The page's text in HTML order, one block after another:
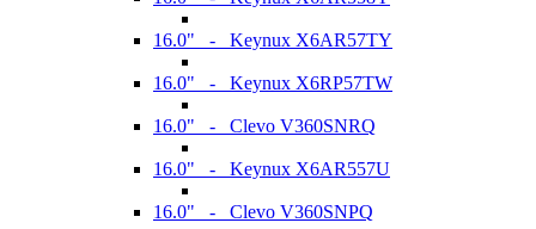
16.0" - Keynux X6AR57TY
16.0" - Keynux X6RP57TW
16.0" - Clevo V360SNRQ
16.0" - Keynux X6AR557U
16.0" - Clevo V360SNPQ